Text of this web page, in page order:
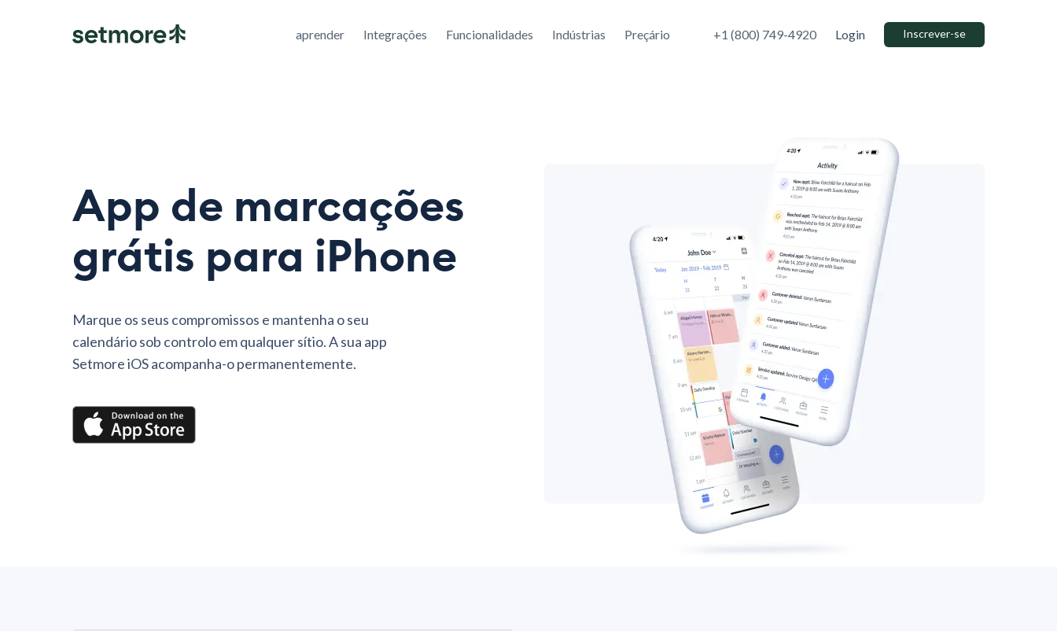
aprender Integrações Funcionalidades Indústrias Preçário +1 (800) 749-4920 Login Inscrever-se
App de marcações
grátis para iPhone
Marque os seus compromissos e mantenha o seu
calendário sob controlo em qualquer sítio. A sua app
Setmore iOS acompanha-o permanentemente.